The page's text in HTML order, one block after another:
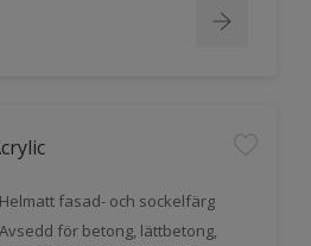
Helmatt fasad- och sockelfärg
Avsedd för betong, lättbetong,